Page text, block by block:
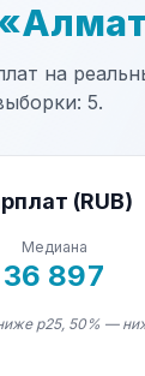
на
5.
(RUB)
Медиана
36 897
p25, 50% —